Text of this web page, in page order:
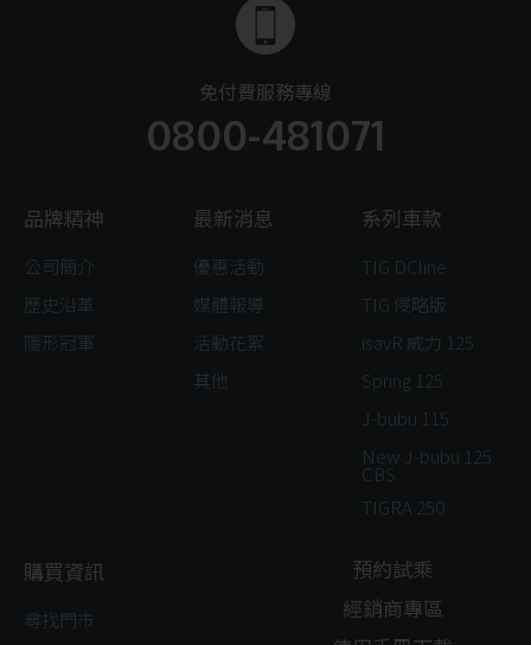
免付費服務專線
0800-481071
品牌精神
公司簡介
歷史沿革
隱形冠軍
最新消息
優惠活動
媒體報導
活動花絮
其他
系列車款
TIG DCline
TIG 侵略版
isavR 威力 125
Spring 125
J-bubu 115
New J-bubu 125
CBS
TIGRA 250
購買資訊
尋找門市
預約試乘
經銷商專區